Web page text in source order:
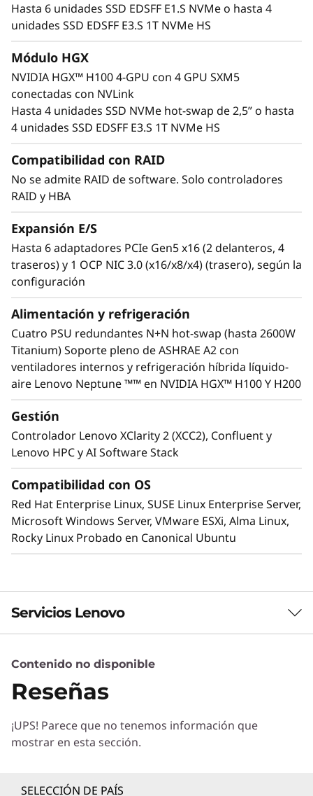
Plataforma de computación acelerada
admitir aceleradores AMD Instinct MI Series,
Qualcomm Cloud AI aceleradoresy la amplia
cartera de centros de datos NVIDIA
Hopper, Lovelace y Ampere, además de 4 GPU
NVIDIA HGX H100 con NVLink, gasta 8 GPU
GPU NVIDIA L40 Tensor Core. ¿Está interesado
en otras GPU de NVIDIA? Consulte nuestra
gama completa en el Resumen de GPU
Tecnología Lenovo Neptune™
Algunos modelos cuentan con un módulo de
refrigeración híbrida Lenovo Neptune™ que
disipa rápidamente el calor en un
intercambiador de calor líquido-aire de circuito
cerrado que ofrece todas las ventajas de la
refrigeración líquida sin necesidad de obras de
Hasta 6 unidades SSD EDSFF E1.S NVMe o hasta 4
unidades SSD EDSFF E3.S 1T NVMe HS
Módulo HGX
NVIDIA HGX™ H100 4-GPU con 4 GPU SXM5
conectadas con NVLink
Hasta 4 unidades SSD NVMe hot-swap de 2,5” o hasta
4 unidades SSD EDSFF E3.S 1T NVMe HS
Compatibilidad con RAID
No se admite RAID de software. Solo controladores
RAID y HBA
Expansión E/S
Hasta 6 adaptadores PCIe Gen5 x16 (2 delanteros, 4
traseros) y 1 OCP NIC 3.0 (x16/x8/x4) (trasero), según la
configuración
Alimentación y refrigeración
Cuatro PSU redundantes N+N hot-swap (hasta 2600W
Titanium) Soporte pleno de ASHRAE A2 con
ventiladores internos y refrigeración híbrida líquido-
aire Lenovo Neptune ™™ en NVIDIA HGX™ H100 Y H200
Gestión
Controlador Lenovo XClarity 2 (XCC2), Confluent y
Lenovo HPC y AI Software Stack
Compatibilidad con OS
Red Hat Enterprise Linux, SUSE Linux Enterprise Server,
Microsoft Windows Server, VMware ESXi, Alma Linux,
Rocky Linux Probado en Canonical Ubuntu
Servicios Lenovo
Servicios de Soluciones
Diseñe la mejor estrategia para su empresa.
correcta para sus exclusivas necesidades
empresariales.
Contenido no disponible
Reseñas
¡UPS! Parece que no tenemos información que
mostrar en esta sección.
SELECCIÓN DE PAÍS